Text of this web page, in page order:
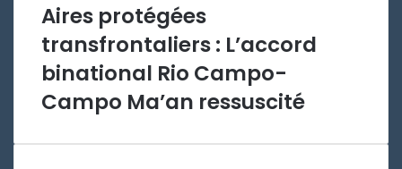
Aires protégées
transfrontaliers : L’accord
binational Rio Campo-
Campo Ma’an ressuscité